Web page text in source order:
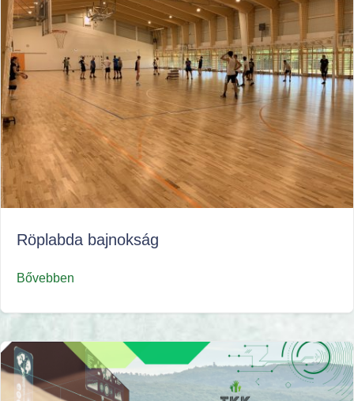
Röplabda bajnokság
Bővebben